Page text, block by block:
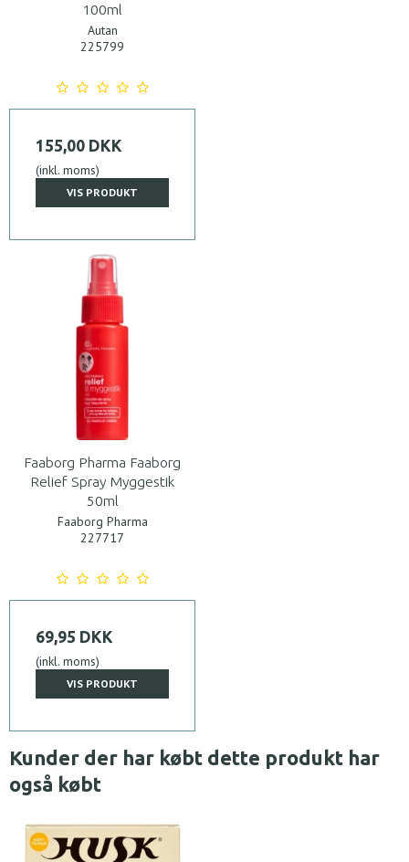
100ml
Autan
225799
155,00 DKK
(inkl. moms)
VIS PRODUKT
Faaborg Pharma Faaborg
Relief Spray Myggestik
50ml
Faaborg Pharma
227717
69,95 DKK
(inkl. moms)
VIS PRODUKT
Kunder der har købt dette produkt har
også købt